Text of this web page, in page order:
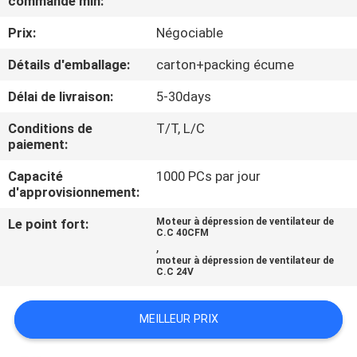
DE
L'USINE
CONTRÔLE
DE
LA
QUALITÉ
NOUVELLES
Prix:
Négociable
Détails d'emballage:
carton+packing écume
Délai de livraison:
5-30days
Conditions de
paiement:
T/T, L/C
Capacité
d'approvisionnement:
1000 PCs par jour
Le point fort:
Moteur à dépression de ventilateur de
C.C 40CFM
,
moteur à dépression de ventilateur de
C.C 24V
MEILLEUR PRIX